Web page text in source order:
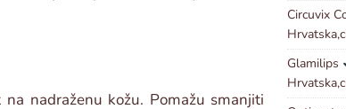
nadraženu kožu. Pomažu smanjiti
Circuvix
Glamilips